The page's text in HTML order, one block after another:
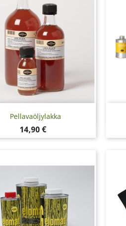
Pellavaöljylakka
Hinta
14,90 €
Pikakatselu